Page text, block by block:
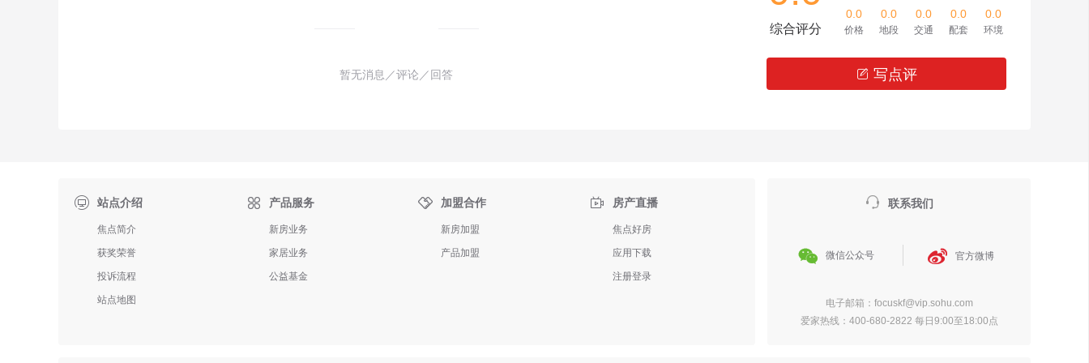
暂无消息／评论／回答
综合评分
0.0
价格
0.0
地段
0.0
交通
0.0
配套
0.0
环境
 写点评
站点介绍
焦点简介
获奖荣誉
投诉流程
站点地图
 产品服务
新房业务
家居业务
公益基金
 加盟合作
新房加盟
产品加盟
 房产直播
焦点好房
应用下载
注册登录
 联系我们
 微信公众号  官方微博
电子邮箱：focuskf@vip.sohu.com
爱家热线：400-680-2822 每日9:00至18:00点